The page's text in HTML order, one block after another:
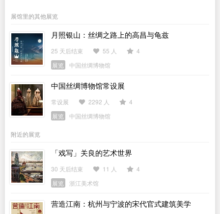
展馆里的其他展览
月照银山：丝绸之路上的高昌与龟兹
25 天后结束 55 人
4
展览
中国丝绸博物馆
中国丝绸博物馆常设展
常设展 2292 人
4
展览
中国丝绸博物馆
附近的展览
「戏写」关良的艺术世界
30 天后结束 11 人
4
展览
浙江美术馆
营造江南：杭州与宁波的宋代官式建筑美学